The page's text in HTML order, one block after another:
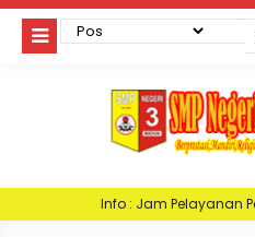
: Jam Pelayanan Perpustakaan